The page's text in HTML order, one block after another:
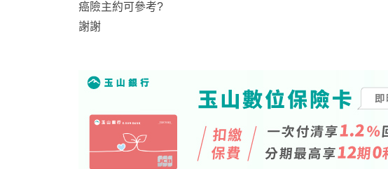
癌險主約可參考?
謝謝